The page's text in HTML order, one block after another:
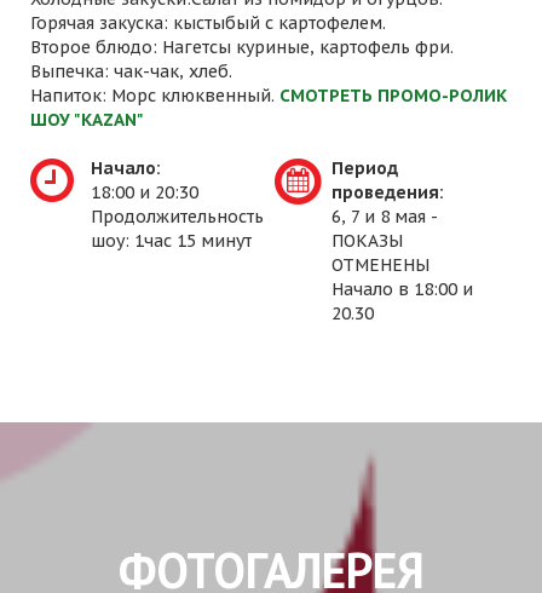
Горячая закуска: кыстыбый с картофелем.
Второе блюдо: Нагетсы куриные, картофель фри.
Выпечка: чак-чак, хлеб.
Напиток: Морс клюквенный. СМОТРЕТЬ ПРОМО-РОЛИК
ШОУ "KAZAN"
Начало:
18:00 и 20:30
Продолжительность
шоу: 1час 15 минут
Период
проведения:
6, 7 и 8 мая -
ПОКАЗЫ
ОТМЕНЕНЫ
Начало в 18:00 и
20.30
ФОТОГАЛЕРЕЯ